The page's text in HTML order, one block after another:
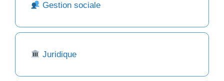
Gestion sociale
Juridique